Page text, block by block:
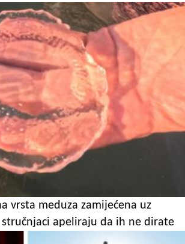
vrsta meduza zamijećena uz
apeliraju da ih ne dirate